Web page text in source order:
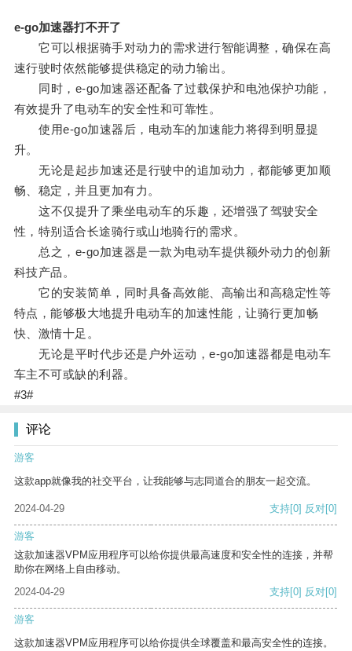
e-go加速器打不开了
它可以根据骑手对动力的需求进行智能调整，确保在高
速行驶时依然能够提供稳定的动力输出。
同时，e-go加速器还配备了过载保护和电池保护功能，
有效提升了电动车的安全性和可靠性。
使用e-go加速器后，电动车的加速能力将得到明显提
升。
无论是起步加速还是行驶中的追加动力，都能够更加顺
畅、稳定，并且更加有力。
这不仅提升了乘坐电动车的乐趣，还增强了驾驶安全
性，特别适合长途骑行或山地骑行的需求。
总之，e-go加速器是一款为电动车提供额外动力的创新
科技产品。
它的安装简单，同时具备高效能、高输出和高稳定性等
特点，能够极大地提升电动车的加速性能，让骑行更加畅
快、激情十足。
无论是平时代步还是户外运动，e-go加速器都是电动车
车主不可或缺的利器。
#3#
评论
游客
这款app就像我的社交平台，让我能够与志同道合的朋友一起交流。
2024-04-29 支持[0] 反对[0]
游客
这款加速器VPM应用程序可以给你提供最高速度和安全性的连接，并帮
助你在网络上自由移动。
2024-04-29
支持[0] 反对[0]
游客
这款加速器VPM应用程序可以给你提供全球覆盖和最高安全性的连接。